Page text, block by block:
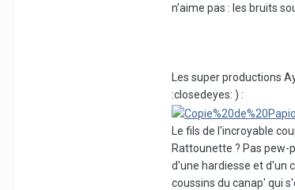
n'aime pas : les bruits
Les super productions
:closedeyes: ) :
Le fils de l'incroyable
Rattounette ? Pas
d'une hardiesse et d'un
coussins du canap' qui